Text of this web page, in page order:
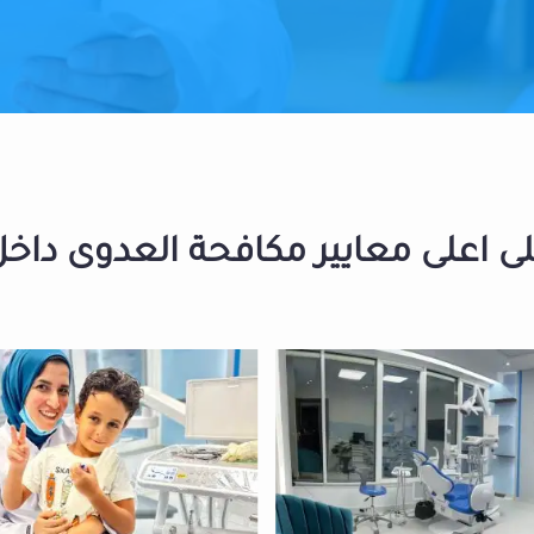
اعلى معايير مكافحة العدوى